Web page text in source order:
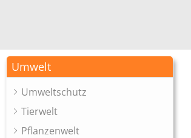
Umwelt
Umweltschutz
Tierwelt
Pflanzenwelt